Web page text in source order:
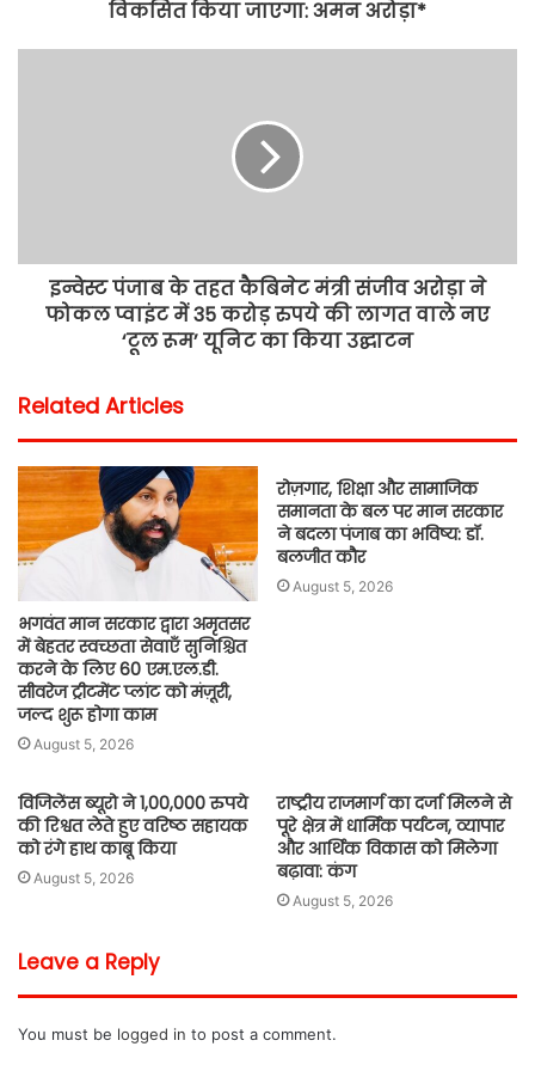
विकसित किया जाएगा: अमन अरोड़ा*
इन्वेस्ट पंजाब के तहत कैबिनेट मंत्री संजीव अरोड़ा ने
फोकल प्वाइंट में 35 करोड़ रुपये की लागत वाले नए
‘टूल रूम’ यूनिट का किया उद्घाटन
Related Articles
भगवंत मान सरकार द्वारा अमृतसर
में बेहतर स्वच्छता सेवाएँ सुनिश्चित
करने के लिए 60 एम.एल.डी.
सीवरेज ट्रीटमेंट प्लांट को मंज़ूरी,
जल्द शुरू होगा काम
August 5, 2026
रोज़गार, शिक्षा और सामाजिक
समानता के बल पर मान सरकार
ने बदला पंजाब का भविष्य: डॉ.
बलजीत कौर
August 5, 2026
विजिलेंस ब्यूरो ने 1,00,000 रुपये
की रिश्वत लेते हुए वरिष्ठ सहायक
को रंगे हाथ काबू किया
August 5, 2026
राष्ट्रीय राजमार्ग का दर्जा मिलने से
पूरे क्षेत्र में धार्मिक पर्यटन, व्यापार
और आर्थिक विकास को मिलेगा
बढ़ावा: कंग
August 5, 2026
Leave a Reply
You must be logged in to post a comment.